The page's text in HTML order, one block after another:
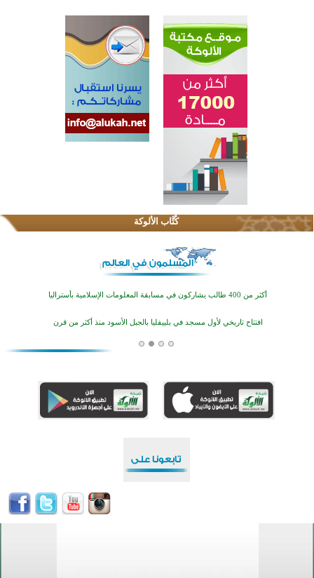
كُتَّاب الألوكة
القرآن والتربية في صدارة البرامج الصيفية للمسلمين في بينزا وساراتوف وموردوفيا هذا العام
اختتام الدورة التاسعة لمسابقة حفظ وتلاوة القرآن الكريم في أزناكاييف
أكثر من 100 شخص يتعرفون على الإسلام خلال يوم المسجد المفتوح في ميلفيل
اختتام منافسات قرآنية متميزة في بنغلاديش بمشاركة 3000 متسابق
منطقة ريبوفسي تحتفل بميلاد مسجد جديد في أجواء إيمانية مميزة
القرآن والتربية في صدارة البرامج الصيفية للمسلمين في بينزا وساراتوف وموردوفيا هذا العام